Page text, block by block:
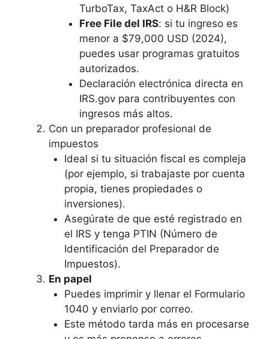
TurboTax, TaxAct o H&R Block)
Free File del IRS: si tu ingreso es
menor a $79,000 USD (2024),
puedes usar programas gratuitos
autorizados.
Declaración electrónica directa en
IRS.gov para contribuyentes con
ingresos más altos.
Con un preparador profesional de
impuestos
Ideal si tu situación fiscal es compleja
(por ejemplo, si trabajaste por cuenta
propia, tienes propiedades o
inversiones).
Asegúrate de que esté registrado en
el IRS y tenga PTIN (Número de
Identificación del Preparador de
Impuestos).
En papel
Puedes imprimir y llenar el Formulario
1040 y enviarlo por correo.
Este método tarda más en procesarse